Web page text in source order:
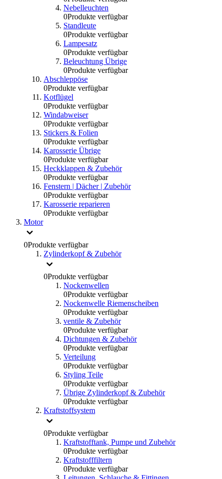
Nebelleuchten
0Produkte verfügbar
Standleute
0Produkte verfügbar
Lampesatz
0Produkte verfügbar
Beleuchtung Übrige
0Produkte verfügbar
Abschleppöse
0Produkte verfügbar
Kotflügel
0Produkte verfügbar
Windabweiser
0Produkte verfügbar
Stickers & Folien
0Produkte verfügbar
Karosserie Übrige
0Produkte verfügbar
Heckklappen & Zubehör
0Produkte verfügbar
Fenstern | Dächer | Zubehör
0Produkte verfügbar
Karosserie reparieren
0Produkte verfügbar
Motor
0Produkte verfügbar
Zylinderkopf & Zubehör
0Produkte verfügbar
Nockenwellen
0Produkte verfügbar
Nockenwelle Riemenscheiben
0Produkte verfügbar
ventile & Zubehör
0Produkte verfügbar
Dichtungen & Zubehör
0Produkte verfügbar
Verteilung
0Produkte verfügbar
Styling Teile
0Produkte verfügbar
Übrige Zylinderkopf & Zubehör
0Produkte verfügbar
Kraftstoffsystem
0Produkte verfügbar
Kraftstofftank, Pumpe und Zubehör
0Produkte verfügbar
Kraftstofffiltern
0Produkte verfügbar